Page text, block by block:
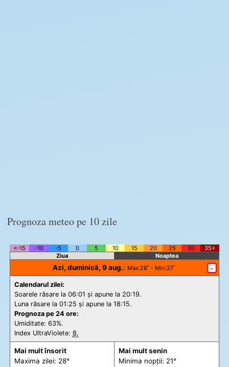
Prognoza meteo pe 10 zile
<-15 -10 -5 0 5 10 15 20 25 30
35+
Ziua
Noaptea
Azi, duminică, 9 aug.: Max:28˚ - Min:21˚ -
Calendarul zilei:
Soarele răsare la 06:01 și apune la 20:19.
Luna răsare la 01:25 și apune la 18:15.
Prognoza pe 24 ore:
Umiditate: 63%.
Index UltraViolete: 8.
Mai mult însorit
Maxima zilei: 28°
Mai mult senin
Minima nopții: 21°